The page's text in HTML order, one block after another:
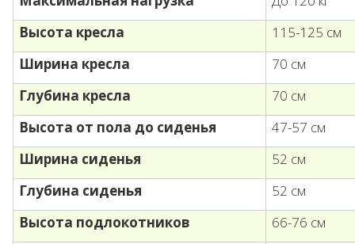
Высота кресла
115-125 см
Ширина кресла
70 см
Глубина кресла
70 см
Высота от пола до сиденья
47-57 см
Ширина сиденья
52 см
Глубина сиденья
52 см
Высота подлокотников
66-76 см